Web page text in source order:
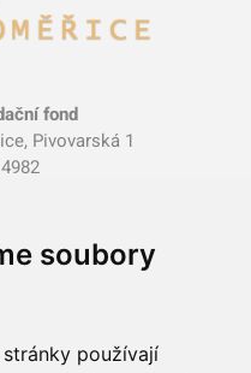
soubory
používají
fond
Pivovarská 1